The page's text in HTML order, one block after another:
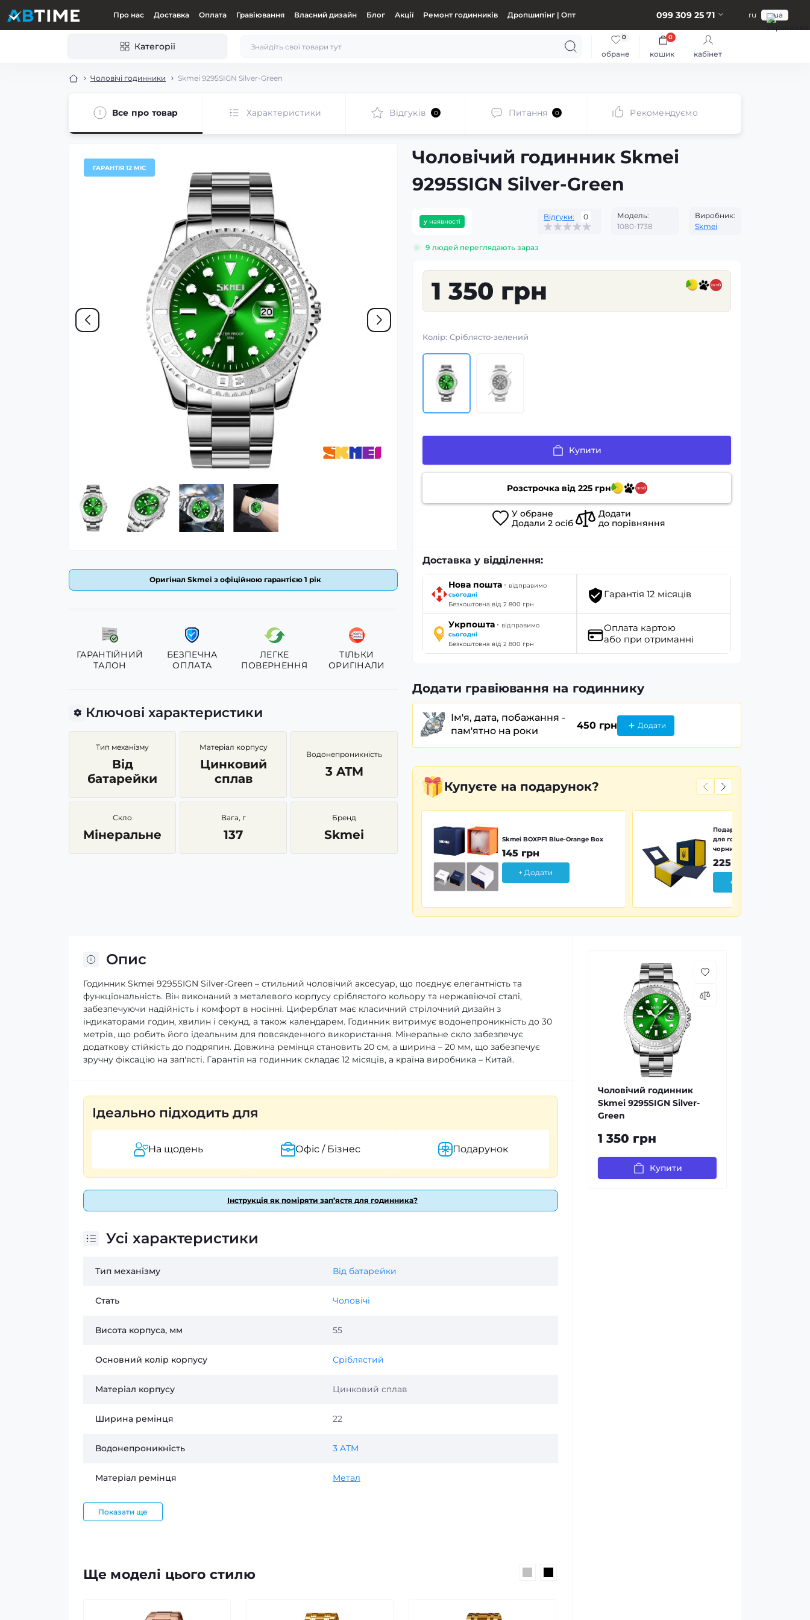
Про нас Доставка Оплата Гравіювання Власний дизайн Блог Акції Ремонт годинників Дропшипінг | Опт 099 309 25 71 ru ua
Категорії
обране
0
кошик
0
кабінет
Чоловічі годинники Skmei 9295SIGN Silver-Green
Все про товар Характеристики Відгуків 0 Питання 0 Рекомендуємо
ГАРАНТІЯ 12 МІС
Оригінал Skmei з офіційною гарантією 1 рік
ГАРАНТІЙНИЙ
ТАЛОН
БЕЗПЕЧНА
ОПЛАТА
ЛЕГКЕ
ПОВЕРНЕННЯ
ТІЛЬКИ
ОРИГІНАЛИ
Ключові характеристики
Тип механізму
Від
батарейки
Матеріал корпусу
Цинковий
сплав
Водонепроникність
3 ATM
Скло
Мінеральне
Вага, г
137
Бренд
Skmei
Чоловічий годинник Skmei
9295SIGN Silver-Green
у наявності Відгуки: 0
Модель:
1080-1738
Виробник:
Skmei
9 людей переглядають зараз
1 350 грн
Колір: Сріблясто-зелений
Купити
Розстрочка від 225грн
У обране
Додали 2осіб
Додати
до порівняння
Доставка у відділення:
Нова пошта · відправимо
сьогодні
Безкоштовна від 2 800 грн
Укрпошта · відправимо
сьогодні
Безкоштовна від 2 800 грн
Гарантія 12 місяців
Оплата картою
або при отриманні
Додати гравіювання на годиннику
Ім'я, дата, побажання -
пам'ятно на роки
450 грн Додати
Купуєте на подарунок?
Skmei BOXPF1 Blue-Orange Box
145 грн
+ Додати
Подарункова картонна
для годинника синьо-жовта
чорним тризубом
225 грн
+ Додати
Опис
Годинник Skmei 9295SIGN Silver-Green – стильний чоловічий аксесуар, що поєднує елегантність та
функціональність. Він виконаний з металевого корпусу сріблястого кольору та нержавіючої сталі,
забезпечуючи надійність і комфорт в носінні. Циферблат має класичний стрілочний дизайн з
індикаторами годин, хвилин і секунд, а також календарем. Годинник витримує водонепроникність до 30
метрів, що робить його ідеальним для повсякденного використання. Мінеральне скло забезпечує
додаткову стійкість до подряпин. Довжина ремінця становить 20 см, а ширина – 20 мм, що забезпечує
зручну фіксацію на зап'ясті. Гарантія на годинник складає 12 місяців, а країна виробника – Китай.
Ідеально підходить для
На щодень Офіс / Бізнес Подарунок
Інструкція як поміряти зап’ястя для годинника?
Усі характеристики
Тип механізму Від батарейки
Стать Чоловічі
Висота корпуса, мм 55
Основний колір корпусу Сріблястий
Матеріал корпусу Цинковий сплав
Ширина ремінця 22
Водонепроникність 3 ATM
Матеріал ремінця Метал
Показати ще
Ще моделі цього стилю
Чоловічий годинник
Skmei 9295SIGN Silver-
Green
1 350 грн
Купити